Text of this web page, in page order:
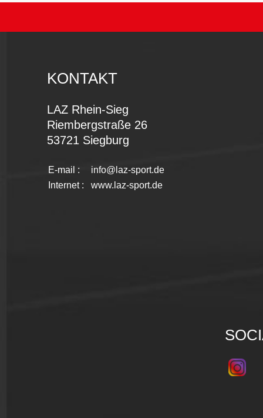
KONTAKT
LAZ Rhein-Sieg
Riembergstraße 26
53721 Siegburg
E-mail :
info@laz-sport.de
Internet :
www.laz-sport.de